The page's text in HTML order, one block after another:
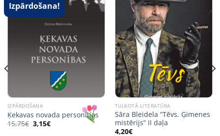
Izpārdošana!
IZPĀRDOŠANA
Ķekavas novada personības
15,75€ Original
price
3,15€Current
price
TULKOTĀ LITERATŪRA
Sāra Bleidela “Tēvs. Ģimenes
mistērijs” II daļa
4,20€